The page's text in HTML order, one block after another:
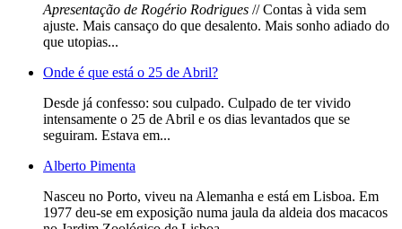
Apresentação de Rogério Rodrigues // Contas à vida sem
ajuste. Mais cansaço do que desalento. Mais sonho adiado do
que utopias...
Onde é que está o 25 de Abril?
Desde já confesso: sou culpado. Culpado de ter vivido
intensamente o 25 de Abril e os dias levantados que se
seguiram. Estava em...
Alberto Pimenta
Nasceu no Porto, viveu na Alemanha e está em Lisboa. Em
1977 deu-se em exposição numa jaula da aldeia dos macacos